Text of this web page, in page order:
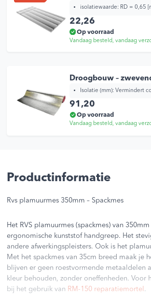
isolatiewaarde: RD = 0,65
22,26
Op voorraad
Vandaag besteld, vandaag
Droogbouw –
Isolatie (mm): Vermindert
91,20
Op voorraad
Vandaag besteld, vandaag
Productinformatie
Rvs plamuurmes 350mm – Spackmes
Het RVS plamuurmes (spackmes) van
ergonomische kunststof handgreep. Het
andere afwerkingspleisters. Ook is het
Met het spackmes van 35cm breed maak je
blijven er geen roestvormende metaaldelen
kleur behouden, zonder oneffenheden. Voor
bij het gebruik van RM-150 reparatiemortel .